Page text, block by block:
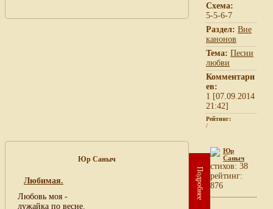
Схема:
5-5-6-7
Раздел: Вне
канонов
Тема: Песни
любви
Комментари
ев:
1 [07.09.2014
21:42]
Рейтинг:
/
Юр Саныч
Любимая.
Любовь моя -
лужайка по весне.
Подробнее
Юр
Саныч
cтихов: 38
рейтинг:
876